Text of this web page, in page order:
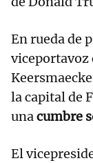
En rueda de
viceportavoz
la capital de
unacumbre
El